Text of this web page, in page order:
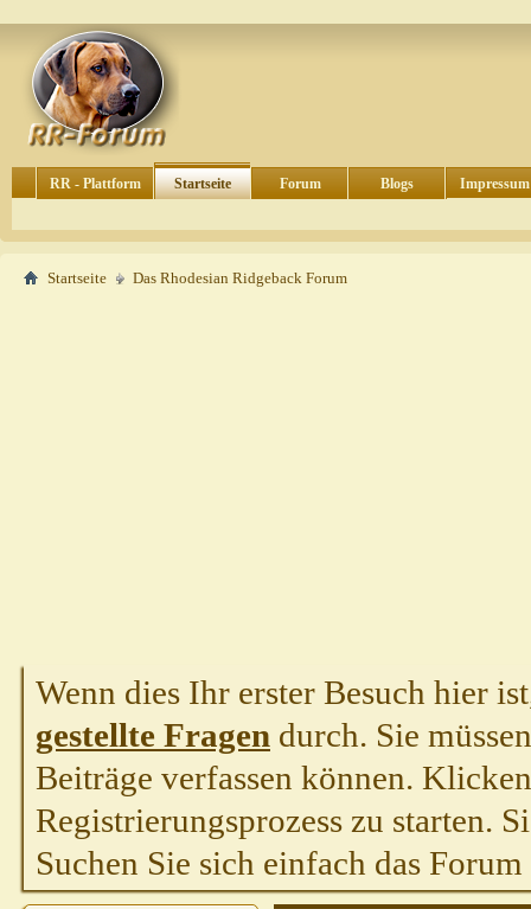
RR - Plattform Startseite Forum Blogs Impressum
Startseite Das Rhodesian Ridgeback Forum
Wenn dies Ihr erster Besuch hier
gestellte Fragen durch. Sie
Beiträge verfassen können.
Registrierungsprozess zu starten.
Suchen Sie sich einfach das